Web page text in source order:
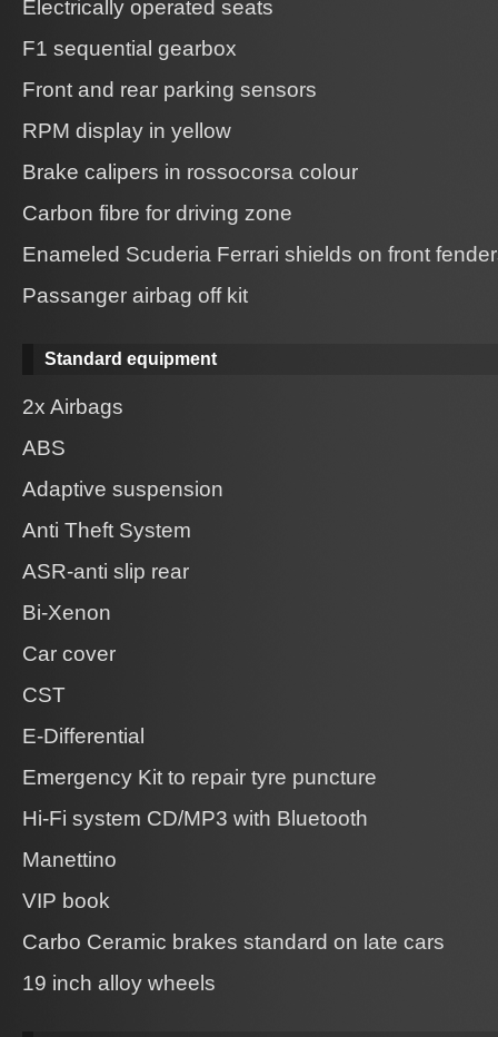
Electrically operated seats
F1 sequential gearbox
Front and rear parking sensors
RPM display in yellow
Brake calipers in rossocorsa colour
Carbon fibre for driving zone
Enameled Scuderia Ferrari shields on front
Passanger airbag off kit
Standard equipment
2x Airbags
ABS
Adaptive suspension
Anti Theft System
ASR-anti slip rear
Bi-Xenon
Car cover
CST
E-Differential
Emergency Kit to repair tyre puncture
Hi-Fi system CD/MP3 with Bluetooth
Manettino
VIP book
Carbo Ceramic brakes standard on late cars
19 inch alloy wheels